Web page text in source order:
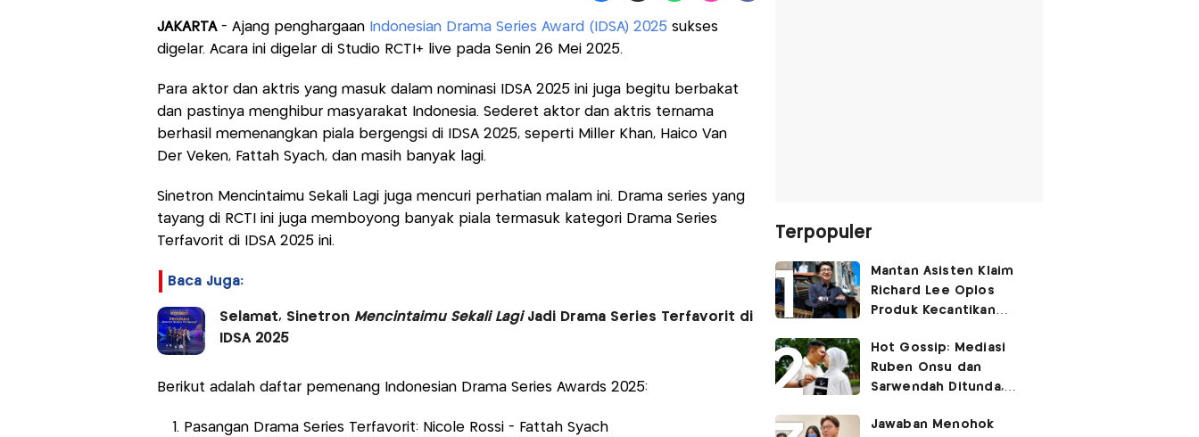
JAKARTA - Ajang penghargaan Indonesian Drama Series Award (IDSA) 2025 sukses
digelar. Acara ini digelar di Studio RCTI+ live pada Senin 26 Mei 2025.
Para aktor dan aktris yang masuk dalam nominasi IDSA 2025 ini juga begitu berbakat
dan pastinya menghibur masyarakat Indonesia. Sederet aktor dan aktris ternama
berhasil memenangkan piala bergengsi di IDSA 2025, seperti Miller Khan, Haico Van
Der Veken, Fattah Syach, dan masih banyak lagi.
Sinetron Mencintaimu Sekali Lagi juga mencuri perhatian malam ini. Drama series yang
tayang di RCTI ini juga memboyong banyak piala termasuk kategori Drama Series
Terfavorit di IDSA 2025 ini.
Baca Juga:
Selamat, Sinetron Mencintaimu Sekali LagiJadi Drama Series Terfavorit di
IDSA 2025
Berikut adalah daftar pemenang Indonesian Drama Series Awards 2025:
Pasangan Drama Series Terfavorit: Nicole Rossi - Fattah Syach
Terpopuler
Mantan Asisten Klaim
Richard Lee Oplos
Produk Kecantikan
ke Ani-Ani
Hot Gossip: Mediasi
Ruben Onsu dan
Sarwendah Ditunda,
Ketiga
Jawaban Menohok